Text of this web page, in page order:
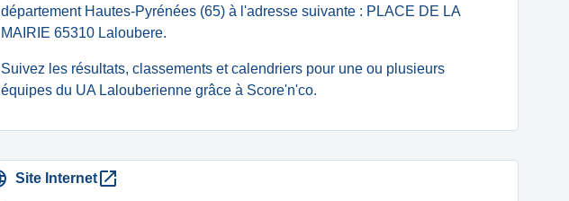
département Hautes-Pyrénées (65) à l'adresse suivante : PLACE DE LA
MAIRIE 65310 Laloubere.
Suivez les résultats, classements et calendriers pour une ou plusieurs
équipes du UA Lalouberienne grâce à Score'n'co.
Site Internet